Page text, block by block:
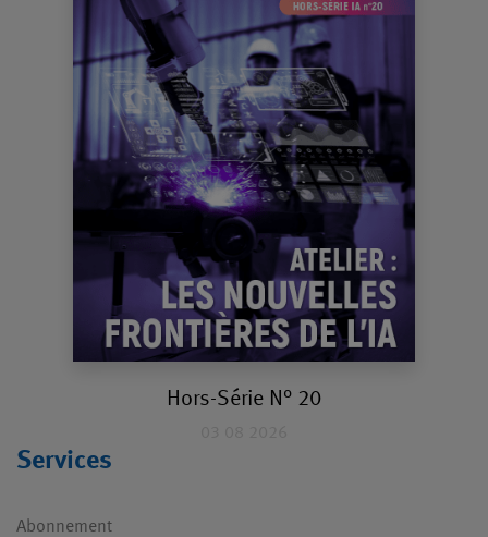
Hors-Série N° 20
Services
Abonnement